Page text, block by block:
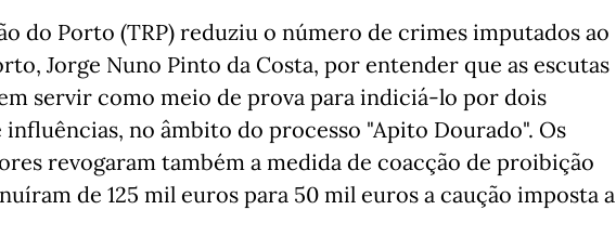
do Porto (TRP) reduziu o número de crimes imputados ao
Jorge Nuno Pinto da Costa, por entender que as escutas
servir como meio de prova para indiciá-lo por dois
no âmbito do processo "Apito Dourado". Os
revogaram também a medida de coacção de proibição
de 125 mil euros para 50 mil euros a caução imposta a